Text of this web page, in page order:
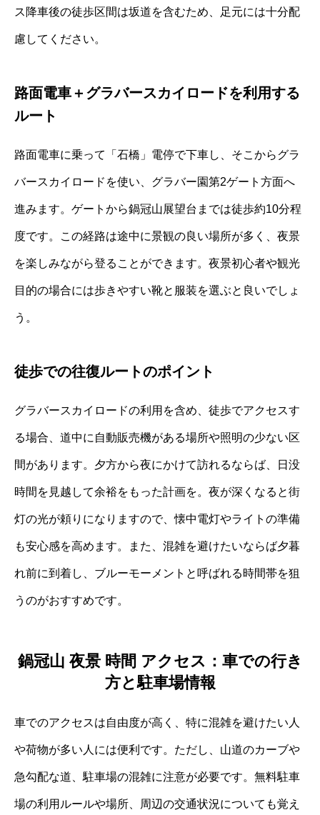
ス降車後の徒歩区間は坂道を含むため、足元には十分配
慮してください。
路面電車＋グラバースカイロードを利用する
ルート
路面電車に乗って「石橋」電停で下車し、そこからグラ
バースカイロードを使い、グラバー園第2ゲート方面へ
進みます。ゲートから鍋冠山展望台までは徒歩約10分程
度です。この経路は途中に景観の良い場所が多く、夜景
を楽しみながら登ることができます。夜景初心者や観光
目的の場合には歩きやすい靴と服装を選ぶと良いでしょ
う。
徒歩での往復ルートのポイント
グラバースカイロードの利用を含め、徒歩でアクセスす
る場合、道中に自動販売機がある場所や照明の少ない区
間があります。夕方から夜にかけて訪れるならば、日没
時間を見越して余裕をもった計画を。夜が深くなると街
灯の光が頼りになりますので、懐中電灯やライトの準備
も安心感を高めます。また、混雑を避けたいならば夕暮
れ前に到着し、ブルーモーメントと呼ばれる時間帯を狙
うのがおすすめです。
鍋冠山 夜景 時間 アクセス：車での行き
方と駐車場情報
車でのアクセスは自由度が高く、特に混雑を避けたい人
や荷物が多い人には便利です。ただし、山道のカーブや
急勾配な道、駐車場の混雑に注意が必要です。無料駐車
場の利用ルールや場所、周辺の交通状況についても覚え